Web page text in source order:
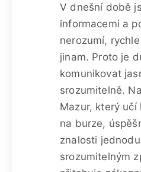
V dnešní době
informacemi a
nerozumí,
jinam. Proto je
komunikovat
srozumitelně.
Mazur, který
na burze,
znalosti
srozumitelným